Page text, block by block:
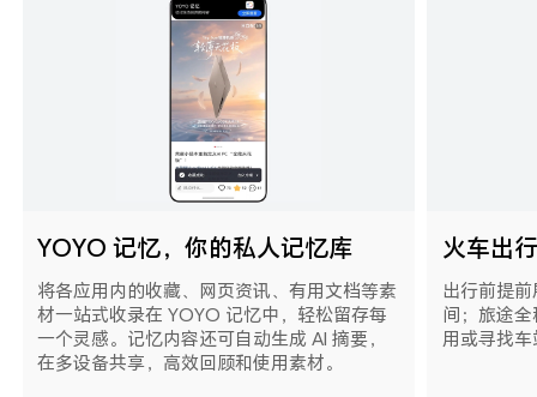
YOYO 记忆，你的私人记忆库
将各应用内的收藏、网页资讯、有用文档等素
材一站式收录在 YOYO 记忆中，轻松留存每
一个灵感。记忆内容还可自动生成 AI 摘要，
在多设备共享，高效回顾和使用素⁠材。
火车出
出行前提
间；旅途
用或寻找